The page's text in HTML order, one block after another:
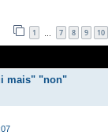
1 7 8 9 10
mais" "non"